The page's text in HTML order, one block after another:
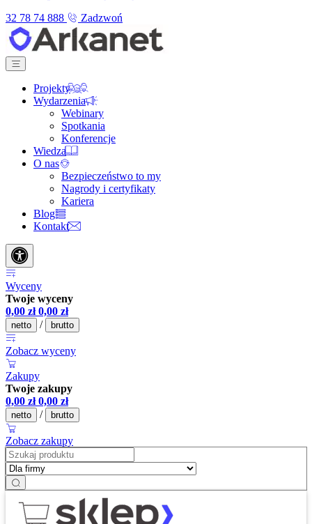
32 78 74 888
Zadzwoń
Projekty
Wydarzenia
Webinary
Spotkania
Konferencje
Wiedza
O nas
Bezpieczeństwo to my
Nagrody i certyfikaty
Kariera
Blog
Kontakt
Wyceny
Twoje wyceny
0,00 zł 0,00 zł
netto / brutto
Zobacz wyceny
Zakupy
Twoje zakupy
0,00 zł 0,00 zł
netto / brutto
Zobacz zakupy